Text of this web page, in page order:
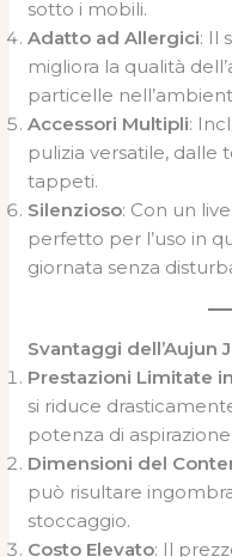
sotto i mobili.
Adatto ad Allergici: Il
migliora la qualità
particelle
Accessori Multipli:
pulizia versatile, dalle
tappeti.
Silenzioso: Con un
perfetto per l’uso in
giornata senza
Svantaggi dell’Aujun
Prestazioni Limitate
si riduce
potenza di aspirazione.
Dimensioni del
può risultare
stoccaggio.
Costo Elevato: Il